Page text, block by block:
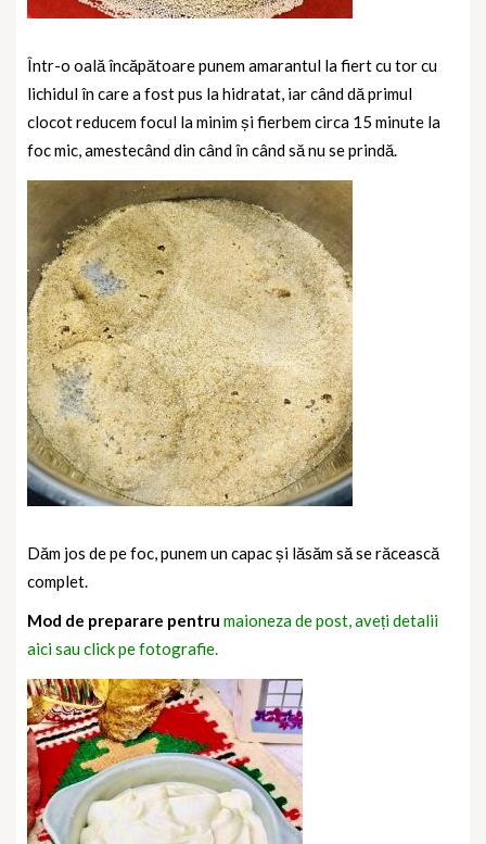
Într-o oală încăpătoare punem amarantul la fiert cu tor cu
lichidul în care a fost pus la hidratat, iar când dă primul
clocot reducem focul la minim și fierbem circa 15 minute la
foc mic, amestecând din când în când să nu se prindă.
Dăm jos de pe foc, punem un capac și lăsăm să se răcească
complet.
Mod de preparare pentru maioneza de post, aveți detalii
aici sau click pe fotografie.